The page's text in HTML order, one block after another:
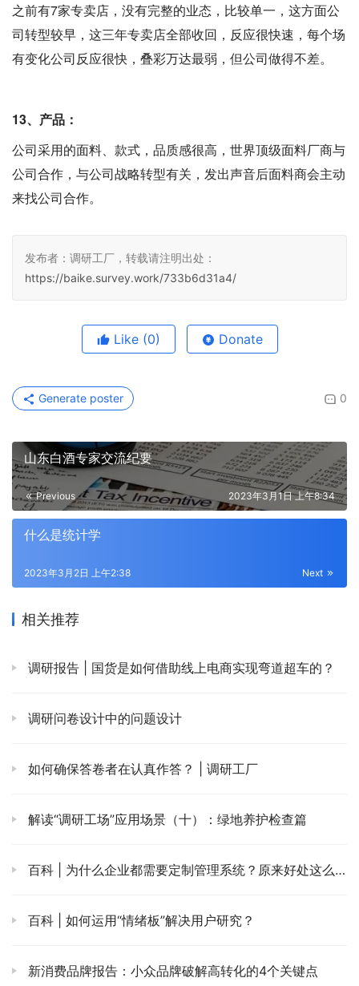
之前有7家专卖店，没有完整的业态，比较单一，这方面公
司转型较早，这三年专卖店全部收回，反应很快速，每个场
有变化公司反应很快，叠彩万达最弱，但公司做得不差。
13、产品：
公司采用的面料、款式，品质感很高，世界顶级面料厂商与
公司合作，与公司战略转型有关，发出声音后面料商会主动
来找公司合作。
发布者：调研工厂，转载请注明出处：
https://baike.survey.work/733b6d31a4/
Like (0) Donate
0
Generate poster
山东白酒专家交流纪要
Previous 2023年3月1日 上午8:34
什么是统计学
Next
2023年3月2日 上午2:38
相关推荐
调研报告 | 国货是如何借助线上电商实现弯道超车的？
调研问卷设计中的问题设计
如何确保答卷者在认真作答？ | 调研工厂
解读“调研工场”应用场景（十）：绿地养护检查篇
百科 | 为什么企业都需要定制管理系统？原来好处这么多
百科 | 如何运用“情绪板”解决用户研究？
新消费品牌报告：小众品牌破解高转化的4个关键点